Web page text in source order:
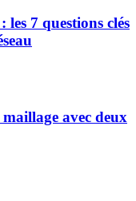
7 questions clés
avec deux